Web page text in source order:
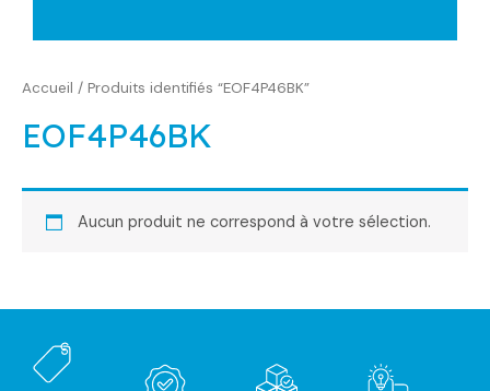
Accueil / Produits identifiés “EOF4P46BK”
EOF4P46BK
Aucun produit ne correspond à votre sélection.